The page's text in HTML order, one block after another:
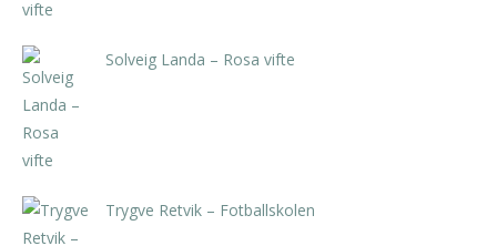
Solveig Landa – Rosa vifte
Trygve Retvik – Fotballskolen